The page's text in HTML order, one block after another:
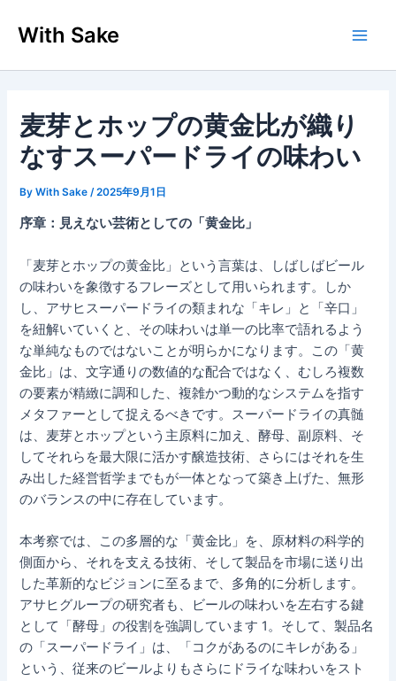
ス
With Sake
麦芽とホップの黄金比が織り
なすスーパードライの味わい
ByWith Sake /2025年9月1日
序章：見えない芸術としての「黄金比」
「麦芽とホップの黄金比」という言葉は、しばしばビール
の味わいを象徴するフレーズとして用いられます。しか
し、アサヒスーパードライの類まれな「キレ」と「辛口」
を紐解いていくと、その味わいは単一の比率で語れるよう
な単純なものではないことが明らかになります。この「黄
金比」は、文字通りの数値的な配合ではなく、むしろ複数
の要素が精緻に調和した、複雑かつ動的なシステムを指す
メタファーとして捉えるべきです。スーパードライの真髄
は、麦芽とホップという主原料に加え、酵母、副原料、そ
してそれらを最大限に活かす醸造技術、さらにはそれを生
み出した経営哲学までもが一体となって築き上げた、無形
のバランスの中に存在しています。
本考察では、この多層的な「黄金比」を、原材料の科学的
側面から、それを支える技術、そして製品を市場に送り出
した革新的なビジョンに至るまで、多角的に分析します。
アサヒグループの研究者も、ビールの味わいを左右する鍵
として「酵母」の役割を強調しています 1。そして、製品名
の「スーパードライ」は、「コクがあるのにキレがある」
という、従来のビールよりもさらにドライな味わいをスト